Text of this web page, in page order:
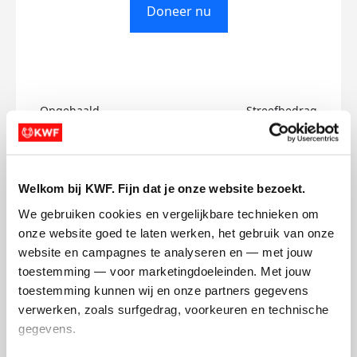
Welkom bij KWF. Fijn dat je onze website bezoekt.
We gebruiken cookies en vergelijkbare technieken om
onze website goed te laten werken, het gebruik van onze
website en campagnes te analyseren en — met jouw
toestemming — voor marketingdoeleinden. Met jouw
toestemming kunnen wij en onze partners gegevens
verwerken, zoals surfgedrag, voorkeuren en technische
gegevens.
Doneer nu
Opgehaald
€0
Streefbedrag
€750
Chris's badges